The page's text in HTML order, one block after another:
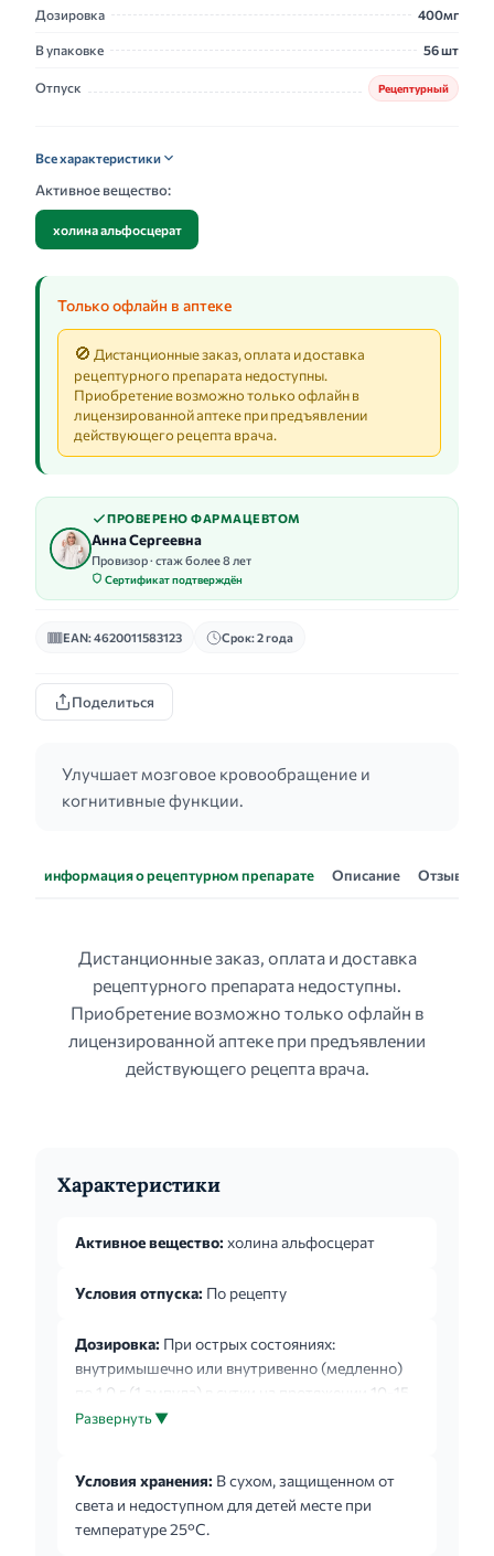
Дозировка 400мг
В упаковке 56 шт
Отпуск Рецептурный
Все характеристики
Активное вещество:
холина альфосцерат
Только офлайн в аптеке
🚫 Дистанционные заказ, оплата и доставка
рецептурного препарата недоступны.
Приобретение возможно только офлайн в
лицензированной аптеке при предъявлении
действующего рецепта врача.
ПРОВЕРЕНО ФАРМАЦЕВТОМ
Анна Сергеевна
Провизор · стаж более 8 лет
Сертификат подтверждён
EAN: 4620011583123 Срок: 2 года
Поделиться
Улучшает мозговое кровообращение и
когнитивные функции.
информация о рецептурном препарате Описание Отзывы
Дистанционные заказ, оплата и доставка
рецептурного препарата недоступны.
Приобретение возможно только офлайн в
лицензированной аптеке при предъявлении
действующего рецепта врача.
Характеристики
Активное вещество: холина альфосцерат
Условия отпуска: По рецепту
Дозировка: При острых состояниях:
внутримышечно или внутривенно (медленно)
по 1,0 г (1 ампула) в сутки на протяжении 10-15
дней, затем переходят на прием капсул внутрь
состояниях: внутрь по 0,4 г (1 капсула) 3 раза в
сутки, предпочтительно до еды.
Продолжительность лечения составляет 3-6
Развернуть ▼
Условия хранения: В сухом, защищенном от
света и недоступном для детей месте при
температуре 25°С.